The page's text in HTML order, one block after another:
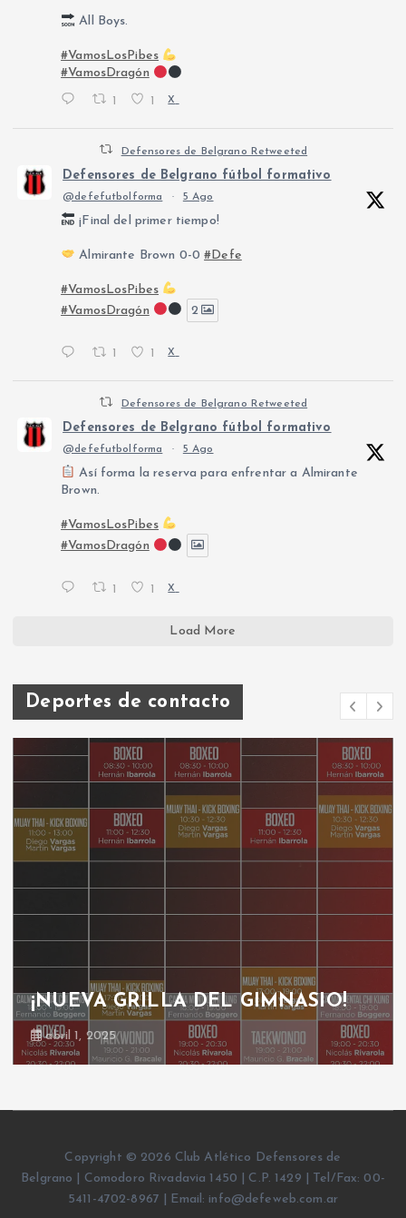
All Boys.
#VamosLosPibes
#VamosDragón
1 1 X
Defensores de Belgrano Retweeted
Defensores de Belgrano fútbol formativo
@defefutbolforma · 5 Ago
¡Final del primer tiempo!
Almirante Brown 0-0#Defe
#VamosLosPibes
#VamosDragón
2
X
Defensores de Belgrano Retweeted
Defensores de Belgrano fútbol formativo
@defefutbolforma · 5 Ago
Así forma la reserva para enfrentar a Almirante
Brown.
#VamosLosPibes
#VamosDragón
1 1 X
Load More
Deportes de contacto
¡NUEVA GRILLA DEL GIMNASIO!
abril 1, 2025
Copyright © 2026 Club Atlético Defensores de
Belgrano | Comodoro Rivadavia 1450 | C.P. 1429 | Tel/Fax: 00-
5411-4702-8967 | Email: info@defeweb.com.ar